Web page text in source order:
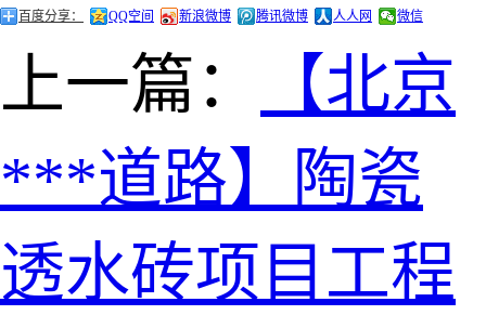
百度分享： QQ空间 新浪微博 腾讯微博 人人网 微信
上一篇：
【北京
***道路】陶瓷
透水砖项目工程